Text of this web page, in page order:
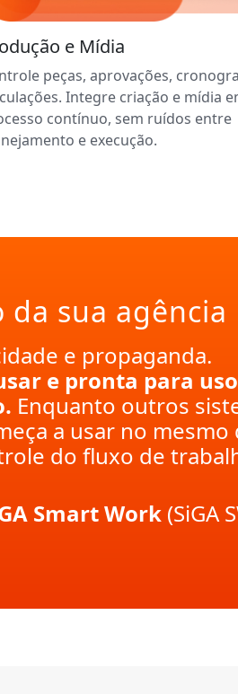
e Mídia
peças, aprovações,
Integre criação e mídia
contínuo, sem ruídos entre
e execução.
sua agência
e propaganda.
e pronta para uso
Enquanto outros
a usar no mesmo
do fluxo de
Smart Work(SiGA